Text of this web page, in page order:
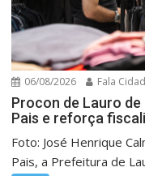
06/08/2026 Fala
Procon de Lauro
Pais e reforça
Foto: José Henrique
Pais, a Prefeitura de